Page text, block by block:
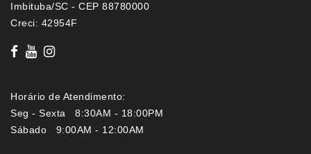
Imbituba/SC - CEP 88780000
Creci: 42954F
Horário de Atendimento:
Seg - Sexta 8:30AM - 18:00PM
Sábado 9:00AM - 12:00AM